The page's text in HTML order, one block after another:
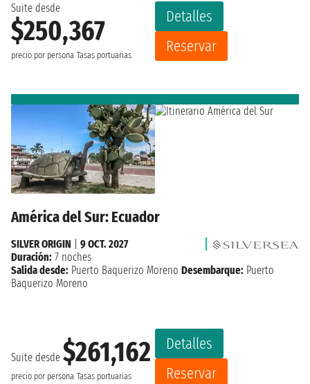
Suite desde
$250,367
precio por persona Tasas portuarias
Detalles
Reservar
América del Sur: Ecuador
Suite desde $261,162
precio por persona Tasas portuarias
Detalles
Reservar
SILVER ORIGIN
9 OCT. 2027
Duración: 7 noches
Salida desde: Puerto Baquerizo Moreno Desembarque: Puerto
Baquerizo Moreno